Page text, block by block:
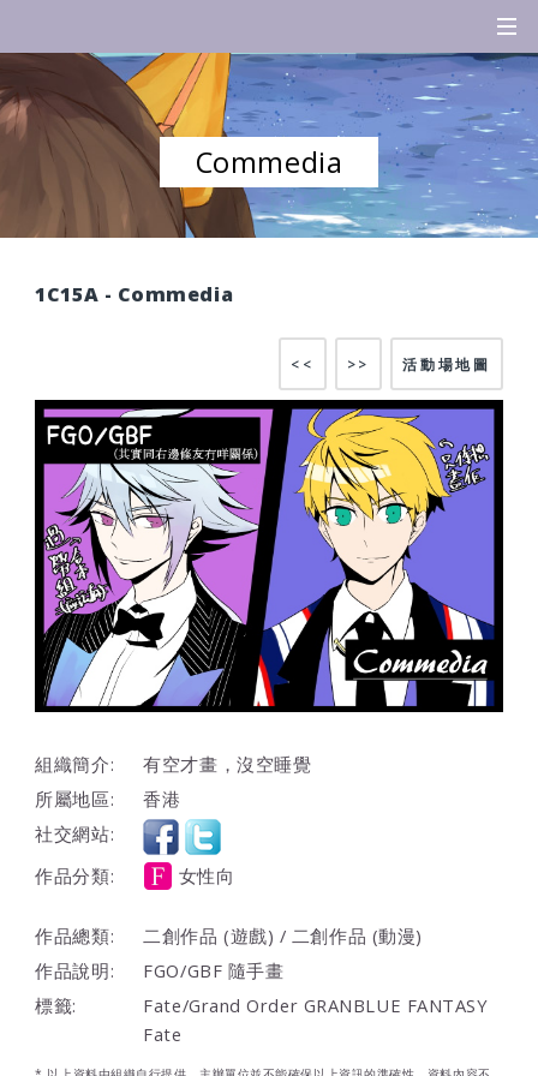
Commedia
1C15A - Commedia
活動場地圖
>>
<<
組織簡介:
有空才畫，沒空睡覺
所屬地區:
香港
社交網站:
作品分類:
女性向
作品總類:
二創作品 (遊戲) / 二創作品 (動漫)
作品說明:
FGO/GBF 隨手畫
標籤:
Fate/Grand Order GRANBLUE FANTASY
Fate